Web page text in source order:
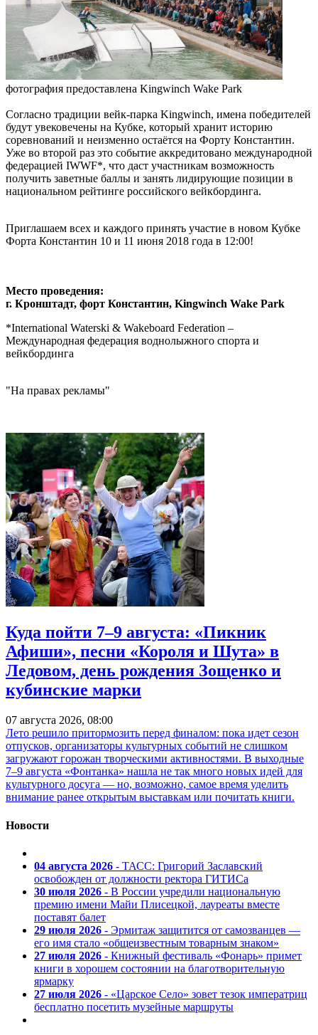
фотография предоставлена Kingwinch Wake Park
Согласно традиции вейк-парка Kingwinch, имена победителей
будут увековечены на Кубке, который хранит историю
соревнований и неизменно остаётся на Форту Константин.
Уже во второй раз это событие аккредитовано международной
федерацией IWWF*, что даст участникам возможность
получить заветные баллы и занять лидирующие позиции в
национальном рейтинге российского вейкбординга.
Приглашаем всех и каждого принять участие в новом Кубке
Форта Константин 10 и 11 июня 2018 года в 12:00!
Место проведения:
г. Кронштадт, форт Константин, Kingwinch Wake Park
*International Waterski & Wakeboard Federation –
Международная федерация воднолыжного спорта и
вейкбординга
"На правах рекламы"
Куда пойти 7–9 августа: «Пикник
Афиши», песни «Короля и Шута» в
Ледовом, день рождения Зощенко и
кубинские марки
07 августа 2026, 08:00
Лето решило притормозить перед финалом: пока идет сезон
отпусков, организаторы культурных событий не слишком
загружают горожан творческими активностями. В выходные
7–9 августа «Фонтанка» нашла не так много новых идей для
культурного досуга — но, возможно, самое время уделить
внимание ранее открытым выставкам или почитать книги.
Новости
04 августа 2026 - ТАСС: Григорий Заславский
освобожден от должности ректора ГИТИСа
30 июля 2026 - В России учредили национальную
премию имени Майи Плисецкой, лауреаты вместе
поставят балет
29 июля 2026 - Эрмитаж защитится от самозванцев —
его имя стало «общеизвестным товарным знаком»
27 июля 2026 - Книжный фестиваль «Фонарь» примет
книги в хорошем состоянии на благотворительную
ярмарку
27 июля 2026 - «Царское Село» зовет тезок императриц
бесплатно посетить музейные маршруты